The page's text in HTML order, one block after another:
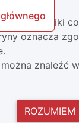
pliki
oznacza
znaleźć w
ROZUMIEM